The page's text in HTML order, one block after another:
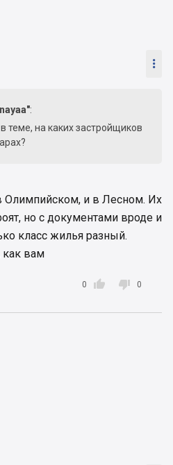

:
теме, на каких застройщиков
Олимпийском, и в Лесном. Их
но с документами вроде и
класс жилья разный.
как вам

0  0